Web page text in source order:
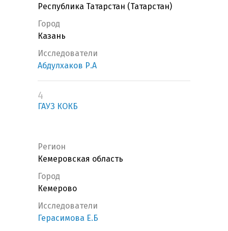
Республика Татарстан (Татарстан)
Город
Казань
Исследователи
Абдулхаков Р.А
4
ГАУЗ КОКБ
Регион
Кемеровская область
Город
Кемерово
Исследователи
Герасимова Е.Б